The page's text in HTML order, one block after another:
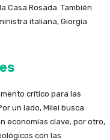
Casa Rosada. También
italiana, Giorgia
crítico para las
un lado, Milei busca
economías clave; por otro,
con las